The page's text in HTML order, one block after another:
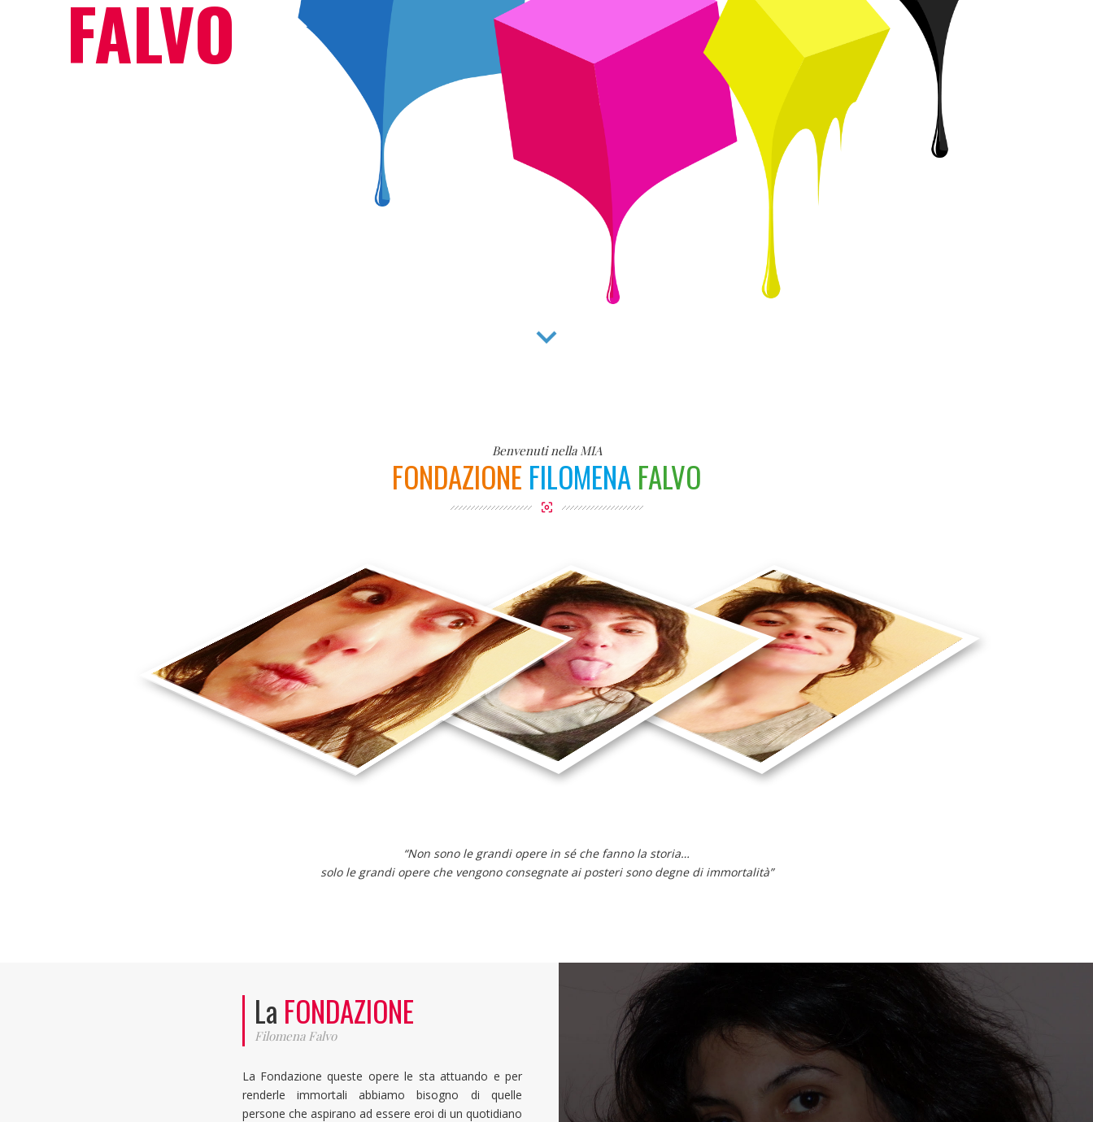
FALVO
Benvenuti nella MIA
FONDAZIONE FILOMENAFALVO
“Non sono le grandi opere in sé che fanno la storia…
solo le grandi opere che vengono consegnate ai posteri sono degne di immortalità”
La FONDAZIONE
Filomena Falvo
La Fondazione queste opere le sta attuando e per
renderle immortali abbiamo bisogno di quelle
persone che aspirano ad essere eroi di un quotidiano
Filomena
Non abbiamo bisogno di denaro ma di beni molto più
preziosi: il tuo tempo e le tue competenze. Puoi
offrircene una piccola e preziosa parte per sostenere i
nostri progetti?